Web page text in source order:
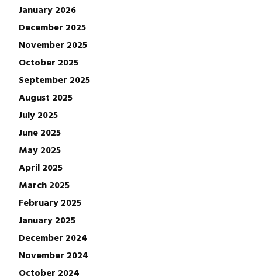
January 2026
December 2025
November 2025
October 2025
September 2025
August 2025
July 2025
June 2025
May 2025
April 2025
March 2025
February 2025
January 2025
December 2024
November 2024
October 2024